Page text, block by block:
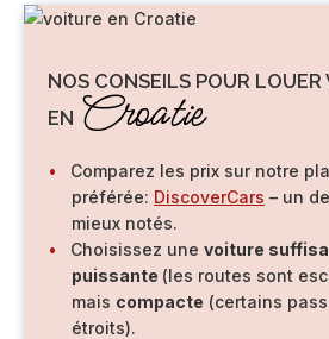
NOS CONSEILS POUR
EN Croatie
Comparez les prix sur notre
préférée: DiscoverCars – un
mieux notés.
Choisissez une voiture
puissante (les routes sont
mais compacte (certains
étroits).